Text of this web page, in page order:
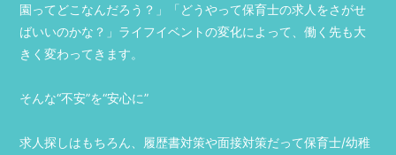
園ってどこなんだろう？」「どうやって保育士の求人をさがせ
ばいいのかな？」ライフイベントの変化によって、働く先も大
きく変わってきます。
そんな“不安”を“安心に”
求人探しはもちろん、履歴書対策や面接対策だって保育士/幼稚